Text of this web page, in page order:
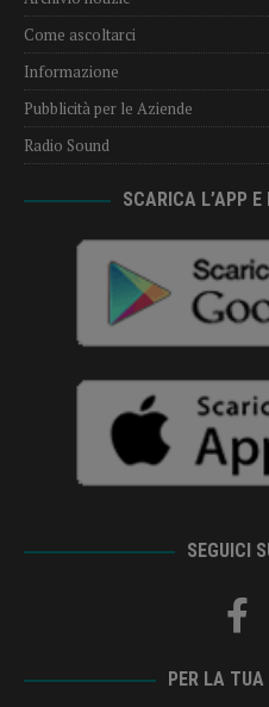
Come ascoltarci
Informazione
Pubblicità per le Aziende
Radio Sound
SCARICA L’APP
SEGUICI
PER LA